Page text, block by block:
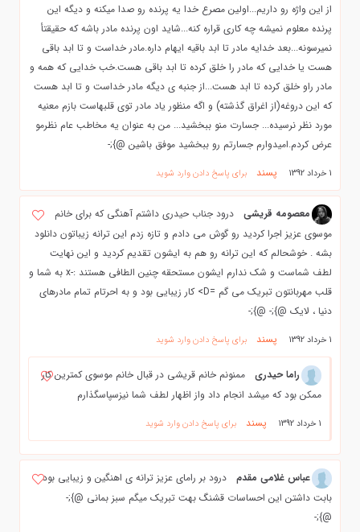
از این واژه رو داریم...اولین مصرع خدا یه پرنده رو صدا میکنه و دیگه این
پرنده معلوم نمیشه چه کاری قراره کنه...شاید اون پرنده مادر باشه که حقیقتأ
نمیرسونه...بعد خدایه مادر تا ابد باقیه ایهام داره.مادر خداست و تا ابد باقی
هست یا خدایی که مادر را خلق کرده تا ابد باقی هست.خب خدایی که همه و
مادر راو خلق کرده تا ابد هست...از جنبه ی دیگه مادر خداست و تا ابد هست
که این دروغه(از اغراق گذشته) و اگه منظور یاد مادر توی قلبهاست بازم معنیه
مورد نظر نرسیده... جسارت منو ببخشید... من به عنوان یه مخاطب عام نظرمو
عرض کردم.امیدوارم جسارتم رو ببخشید موفق باشین @};-
1 خرداد 1392 پسند برای پاسخ دادن وارد شوید
معصومه قریشی
درود جناب حیدری داشتم آهنگی که برای خانم
موسوی عزیز اجرا کردید رو گوش می دادم و تازه زدم این ترانه زیباتون دانلود
بشه . خوشحالم که این ترانه رو هم به ایشون تقدیم کردید و این نهایت
لطف شماست و شک ندارم ایشون مستحقه چنین الطافی هستند :-x به شما و
قلب مهربانتون تبریک می گم =D> کار زیبایی بود و به احرتام تمام مادرهای
دنیا ، لایک @};- @};-
1 خرداد 1392 پسند برای پاسخ دادن وارد شوید
راما حیدری
ممنونم خانم قریشی در قبال خانم موسوی کمترین کار
ممکن بود که میشد انجام داد واز اظهار لطف شما نیزسپاسگذارم
1 خرداد 1392 پسند برای پاسخ دادن وارد شوید
عباس غلامی مقدم
درود بر رامای عزیز ترانه ی اهنگین و زیبایی بود
بابت داشتن این احساسات قشنگ بهت تبریک میگم سبز بمانی @};-
@};-